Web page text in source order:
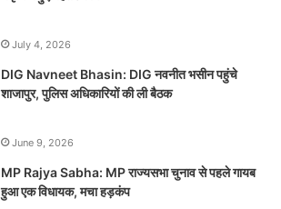
July 4, 2026
DIG Navneet Bhasin: DIG नवनीत भसीन पहुंचे
शाजापुर, पुलिस अधिकारियों की ली बैठक
June 9, 2026
MP Rajya Sabha: MP राज्यसभा चुनाव से पहले गायब
हुआ एक विधायक, मचा हड़कंप